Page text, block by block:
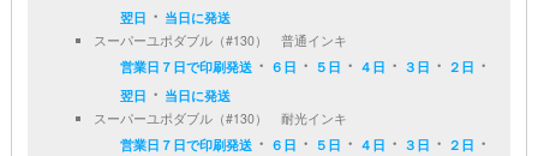
翌日 ・ 当日に発送
スーパーユポダブル（#130） 普通インキ
営業日７日で印刷発送 ・ ６日 ・ ５日 ・ ４日 ・ ３日 ・ ２日 ・
翌日 ・ 当日に発送
スーパーユポダブル（#130） 耐光インキ
営業日７日で印刷発送 ・ ６日 ・ ５日 ・ ４日 ・ ３日 ・ ２日 ・